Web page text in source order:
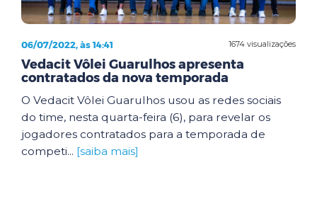
1674 visualizações
06/07/2022, às 14:41
Vedacit Vôlei Guarulhos apresenta
contratados da nova temporada
O Vedacit Vôlei Guarulhos usou as redes sociais
do time, nesta quarta-feira (6), para revelar os
jogadores contratados para a temporada de
competi... [saiba mais]